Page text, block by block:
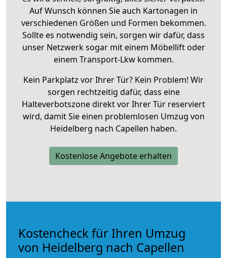
Auf Wunsch können Sie auch Kartonagen in
verschiedenen Größen und Formen bekommen.
Sollte es notwendig sein, sorgen wir dafür, dass
unser Netzwerk sogar mit einem Möbellift oder
einem Transport-Lkw kommen.
Kein Parkplatz vor Ihrer Tür? Kein Problem! Wir
sorgen rechtzeitig dafür, dass eine
Halteverbotszone direkt vor Ihrer Tür reserviert
wird, damit Sie einen problemlosen Umzug von
Heidelberg nach Capellen haben.
Kostenlose Angebote erhalten
Kostencheck für Ihren Umzug
von Heidelberg nach Capellen